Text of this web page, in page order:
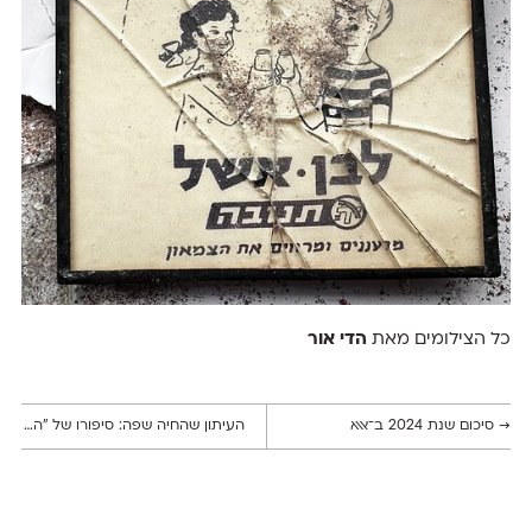
כל הצילומים מאת הדי אור
→סיכום שנת 2024 ב־אאא העיתון שהחיה שפה: סיפורו של "הצבי"